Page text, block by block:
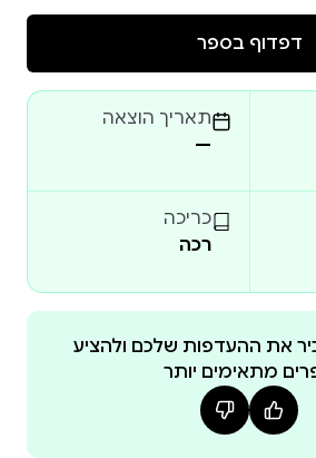
דפדוף בספר
תאריך הוצאה
—
כריכה
רכה
את ההעדפות שלכם ולהציע
מתאימים יותר